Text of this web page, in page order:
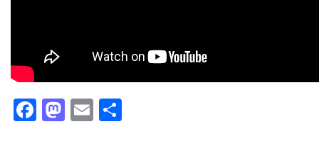
Facebook
Mastodon
Email